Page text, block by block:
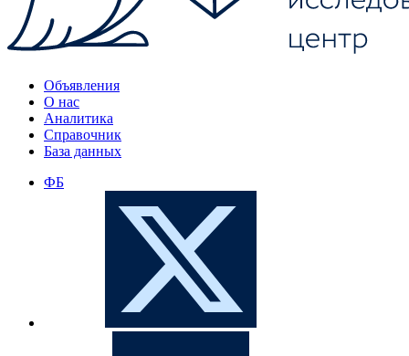
Объявления
О нас
Аналитика
Справочник
База данных
ФБ